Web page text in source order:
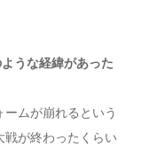
うな経緯があった
ムが崩れるという
が終わったくらい